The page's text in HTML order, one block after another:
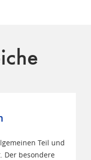
Teil und
Der besondere